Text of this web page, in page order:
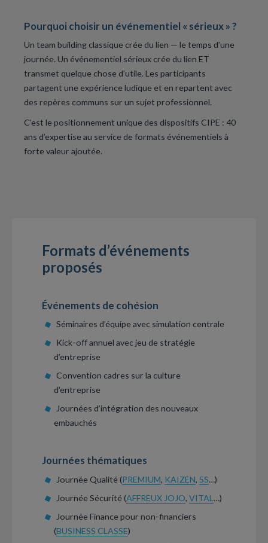
Pourquoi choisir un événementiel « sérieux » ?
Un team building classique crée du lien — le temps d’une
journée. Un événementiel sérieux crée du lien ET
transmet quelque chose d’utile. Les participants
partagent une expérience ludique et en repartent avec
des repères communs sur un sujet professionnel.
C’est le positionnement unique des dispositifs CIPE : 40
ans d’expertise au service de formats événementiels à
forte valeur ajoutée.
Formats d’événements
proposés
Événements de cohésion
Séminaires d’équipe avec simulation centrale
Kick-off annuel avec jeu de stratégie
d’entreprise
Convention cadres sur la culture
d’entreprise
Journées d’intégration des nouveaux
embauchés
Journées thématiques
Journée Qualité (PREMIUM, KAIZEN, 5S…)
Journée Sécurité (AFFREUX JOJO, VITAL …)
Journée Finance pour non-financiers
(BUSINESS CLASSE)